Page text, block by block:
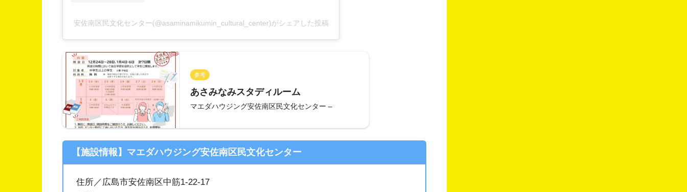
安佐南区民文化センター(@asaminamikumin_cultural_center)がシェアした投稿
参考
あさみなみスタディルーム
マエダハウジング安佐南区民文化センター –
【施設情報】マエダハウジング安佐南区民文化センター
住所／広島市安佐南区中筋1-22-17